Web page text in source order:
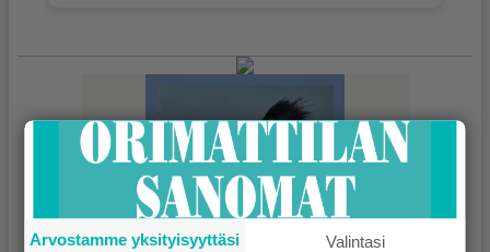
Arvostamme yksityisyyttäsi Valintasi